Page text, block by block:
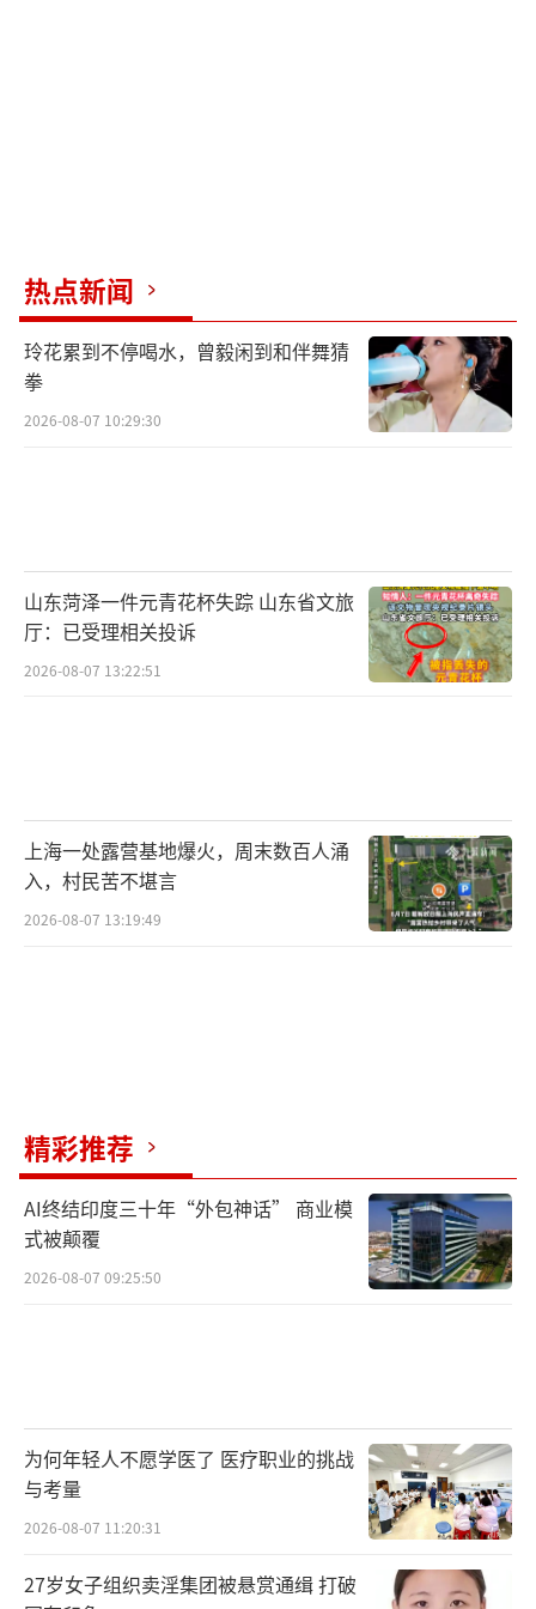
热点新闻
玲花累到不停喝水，曾毅闲到和伴舞猜
拳
2026-08-07 10:29:30
山东菏泽一件元青花杯失踪 山东省文旅
厅：已受理相关投诉
2026-08-07 13:22:51
上海一处露营基地爆火，周末数百人涌
入，村民苦不堪言
2026-08-07 13:19:49
精彩推荐
AI终结印度三十年“外包神话” 商业模
式被颠覆
2026-08-07 09:25:50
为何年轻人不愿学医了 医疗职业的挑战
与考量
2026-08-07 11:20:31
27岁女子组织卖淫集团被悬赏通缉 打破